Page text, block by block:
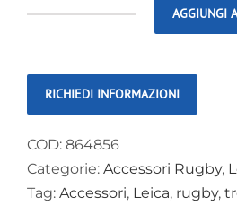
con
chiusura
vite
CT160
quantità
AGGIUNGI
COD: 864856
Categorie: Accessori Rugby,
Tag: Accessori, Leica, rugby,